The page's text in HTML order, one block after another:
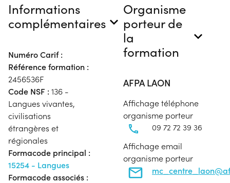
Informations
complémentaires
Numéro Carif :
Référence formation :
2456536F
Code NSF : 136 -
Langues vivantes,
civilisations
étrangères et
régionales
Formacode principal :
15254 - Langues
Formacode associés :
Organisme
porteur de
la
formation
AFPA LAON
Affichage téléphone
organisme porteur
09 72 72 39 36
Affichage email
organisme porteur